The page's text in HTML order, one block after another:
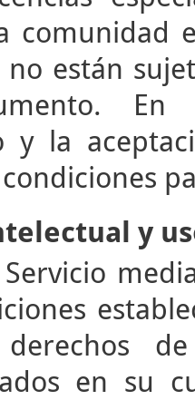
comunidad
están
y la
y
Servicio
en su